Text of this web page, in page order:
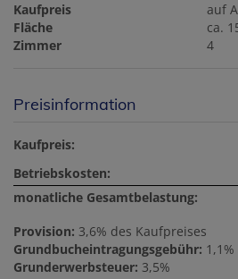
Kaufpreis
auf
Fläche
ca.
Zimmer 4
Preisinformation
Kaufpreis:
Betriebskosten:
monatliche Gesamtbelastung:
Provision: 3,6% des Kaufpreises
Grundbucheintragungsgebühr: 1,1%
Grunderwerbsteuer: 3,5%